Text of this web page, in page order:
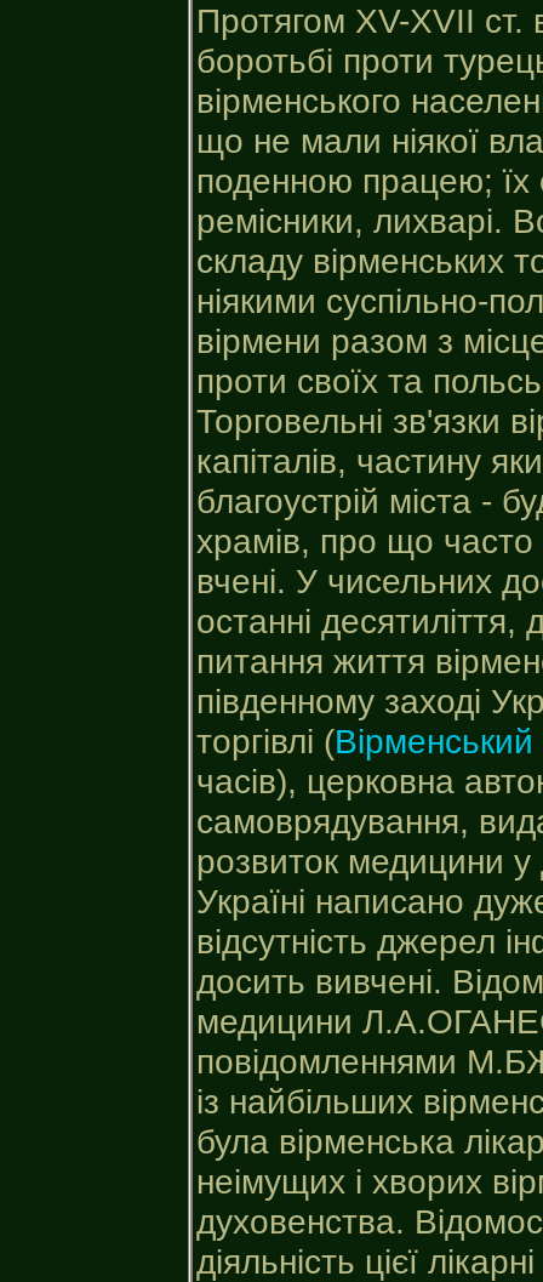
Протягом ХV-ХVІІ
боротьбі проти
вірменського
що не мали ніякої
поденною працею; їх
ремісники, лихварі.
складу вірменських
ніякими суспільно-
вірмени разом з
проти своїх та
Торговельні зв'язки
капіталів, частину
благоустрій міста -
храмів, про що часто
вчені. У чисельних
останні
питання життя
південному заході
торгівлі (
часів), церковна
самоврядування,
розвиток медицини у
Україні написано
відсутність джерел
досить вивчені.
медицини
повідомленнями
із найбільших
була вірменська
неімущих і хворих
духовенства.
діяльність цієї